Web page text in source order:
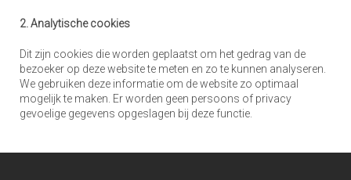
2. Analytische cookies
Dit zijn cookies die worden geplaatst om het gedrag van de
bezoeker op deze website te meten en zo te kunnen analyseren.
We gebruiken deze informatie om de website zo optimaal
mogelijk te maken. Er worden geen persoons of privacy
gevoelige gegevens opgeslagen bij deze functie.